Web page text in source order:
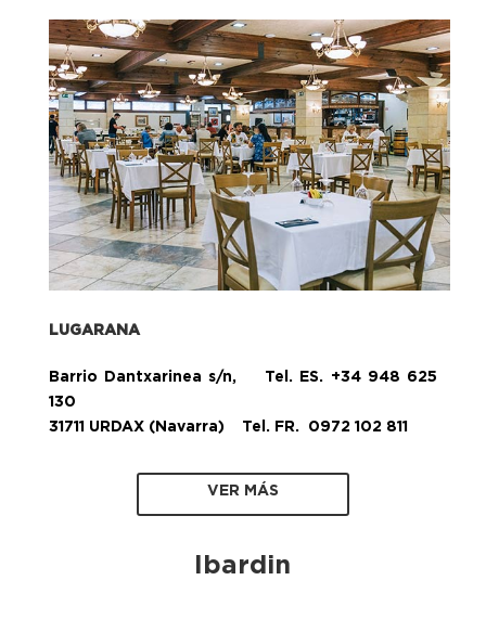
LUGARANA
Barrio Dantxarinea s/n, Tel. ES. +34 948 625
130
31711 URDAX (Navarra) Tel. FR. 0972 102 811
VER MÁS
Ibardin